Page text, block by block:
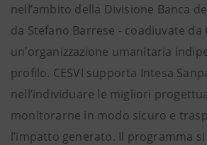
nell’ambito della Divisione Banca
da Stefano Barrese - coadiuvate da
un’organizzazione umanitaria
profilo. CESVI supporta Intesa
nell’individuare le migliori
monitorarne in modo sicuro e
l’impatto generato. Il programma